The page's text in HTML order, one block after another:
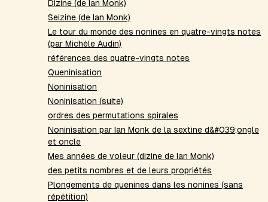
Dizine (de Ian Monk)
Seizine (de Ian Monk)
Le tour du monde des nonines en quatre-vingts notes
(par Michèle Audin)
références des quatre-vingts notes
Queninisation
Noninisation
Noninisation (suite)
ordres des permutations spirales
Noninisation par Ian Monk de la sextine d&#039;ongle
et oncle
Mes années de voleur (dizine de Ian Monk)
des petits nombres et de leurs propriétés
Plongements de quenines dans les nonines (sans
répétition)